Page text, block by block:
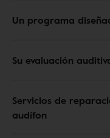
Un programa
Su evaluación
Servicios de
audífon